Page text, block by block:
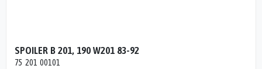
SPOILER B 201, 190 W201 83-92
75 201 00101